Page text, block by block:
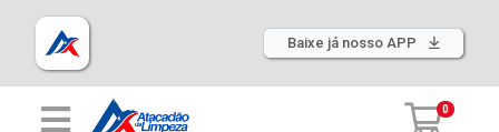
Baixe já nosso APP
0